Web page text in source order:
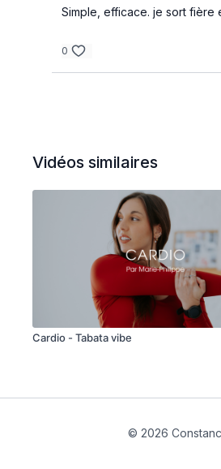
Simple, efficace. je sort fière
0
Vidéos similaires
Cardio - Tabata vibe
© 2026